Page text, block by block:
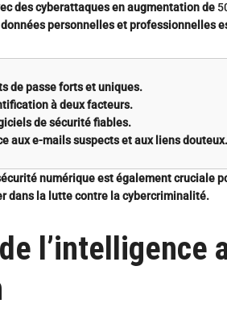
des cyberattaques en augmentation de
personnelles et professionnelles
de passe forts et uniques.
à deux facteurs.
de sécurité fiables.
aux e-mails suspects et aux liens douteux.
numérique est également cruciale
dans la lutte contre la cybercriminalité.